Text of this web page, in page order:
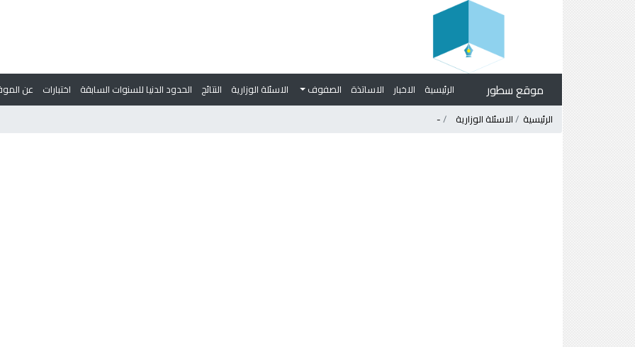
موقع سطور الرئيسية الاخبار الاساتذة الصفوف الاسئلة الوزارية النتائج الحدود الدنيا للسنوات السابقة اختبارات عن
الرئيسية
الاسئلة الوزارية -